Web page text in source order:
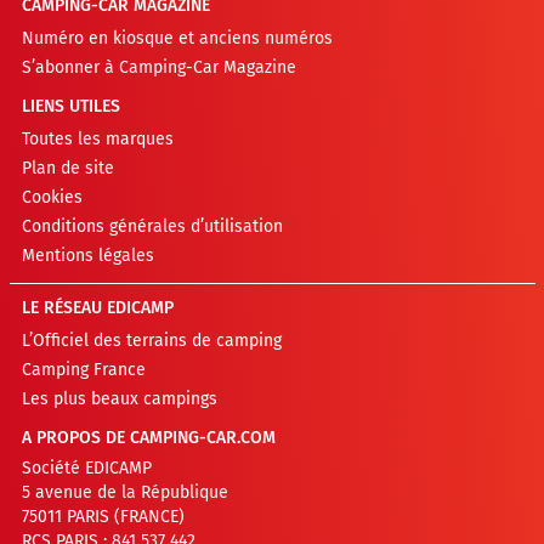
CAMPING-CAR MAGAZINE
Numéro en kiosque et anciens numéros
S’abonner à Camping-Car Magazine
LIENS UTILES
Toutes les marques
Plan de site
Cookies
Conditions générales d’utilisation
Mentions légales
LE RÉSEAU EDICAMP
L’Officiel des terrains de camping
Camping France
Les plus beaux campings
A PROPOS DE CAMPING-CAR.COM
Société EDICAMP
5 avenue de la République
75011 PARIS (FRANCE)